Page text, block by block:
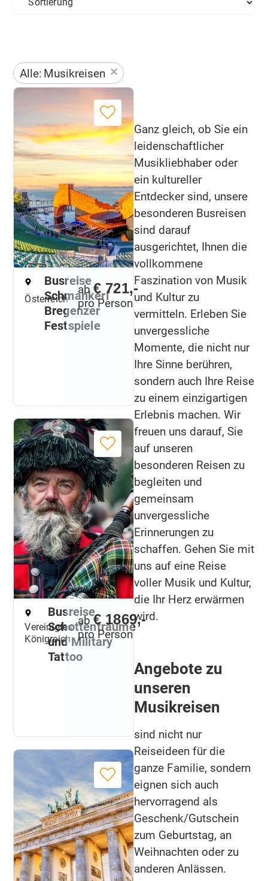
Alle: Musikreisen ×
Österreich
Busreise
Schmankerl
Bregenzer
Festspiele
ab € 721,-
pro Person
Vereinigtes
Königreich
Busreise
Schottenträume
und Military
Tattoo
ab€ 1869,-
pro Person
Ganz gleich, ob Sie ein
leidenschaftlicher
Musikliebhaber oder
ein kultureller
Entdecker sind, unsere
besonderen Busreisen
sind darauf
ausgerichtet, Ihnen die
vollkommene
Faszination von Musik
und Kultur zu
vermitteln. Erleben Sie
unvergessliche
Momente, die nicht nur
Ihre Sinne berühren,
sondern auch Ihre Reise
zu einem einzigartigen
Erlebnis machen. Wir
freuen uns darauf, Sie
auf unseren
besonderen Reisen zu
begleiten und
gemeinsam
unvergessliche
Erinnerungen zu
schaffen. Gehen Sie mit
uns auf eine Reise
voller Musik und Kultur,
die Ihr Herz erwärmen
wird.
Angebote zu
unseren
Musikreisen
sind nicht nur
Reiseideen für die
ganze Familie, sondern
eignen sich auch
hervorragend als
Geschenk/Gutschein
zum Geburtstag, an
Weihnachten oder zu
anderen Anlässen.